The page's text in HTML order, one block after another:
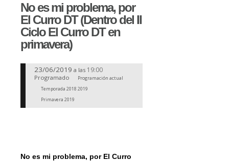
No es mi problema, por
El Curro DT (Dentro del II
Ciclo El Curro DT en
primavera)
23/06/2019 a las 19:00
Programado
Programación actual
Temporada 2018 2019
Primavera 2019
No es mi problema, por El Curro